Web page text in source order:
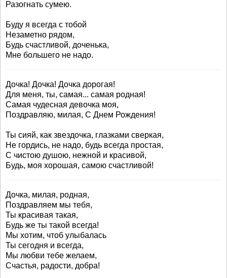
Разогнать сумею.
Буду я всегда с тобой
Незаметно рядом,
Будь счастливой, доченька,
Мне большего не надо.
Дочка! Дочка! Дочка дорогая!
Для меня, ты, самая... самая родная!
Самая чудесная девочка моя,
Поздравляю, милая, С Днем Рождения!
Ты сияй, как звездочка, глазками сверкая,
Не гордись, не надо, будь всегда простая,
С чистою душою, нежной и красивой,
Будь, моя хорошая, самою счастливой!
Дочка, милая, родная,
Поздравляем мы тебя,
Ты красивая такая,
Будь же ты такой всегда!
Мы хотим, чтоб улыбалась
Ты сегодня и всегда,
Мы любви тебе желаем,
Счастья, радости, добра!